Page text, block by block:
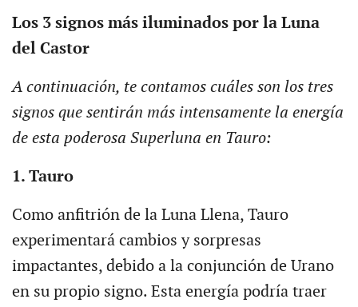
Los 3 signos más iluminados por la Luna
del Castor
A continuación, te contamos cuáles son los tres
signos que sentirán más intensamente la energía
de esta poderosa Superluna en Tauro:
1. Tauro
Como anfitrión de la Luna Llena, Tauro
experimentará cambios y sorpresas
impactantes, debido a la conjunción de Urano
en su propio signo. Esta energía podría traer